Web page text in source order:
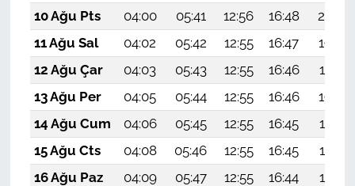
10 Ağu Pts
04:00 05:41 12:56 16:48
20:00
11 Ağu Sal
04:02 05:42 12:55 16:47
19:59
12 Ağu Çar
04:03 05:43 12:55 16:46
19:57
13 Ağu Per
04:05 05:44 12:55 16:46
19:56
14 Ağu Cum
04:06 05:45 12:55 16:45
19:55
15 Ağu Cts
04:08 05:46 12:55 16:45
19:53
16 Ağu Paz
04:09 05:47 12:55 16:44
19:52